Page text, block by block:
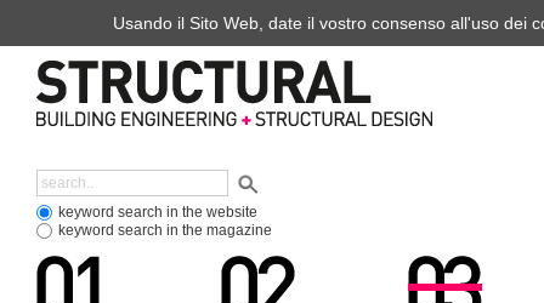
keyword search in the website
keyword search in the magazine
Usando il Sito Web, date il vostro consenso all'uso